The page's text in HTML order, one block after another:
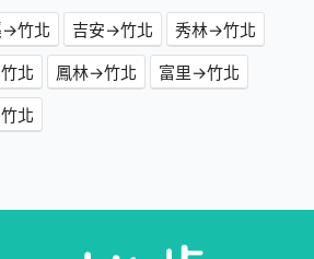
→竹北 吉安→竹北
秀林→竹北
北 鳳林→竹北
富里→竹北
北